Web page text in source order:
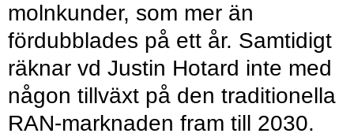
molnkunder, som mer än
fördubblades på ett år. Samtidigt
räknar vd Justin Hotard inte med
någon tillväxt på den traditionella
RAN-marknaden fram till 2030.